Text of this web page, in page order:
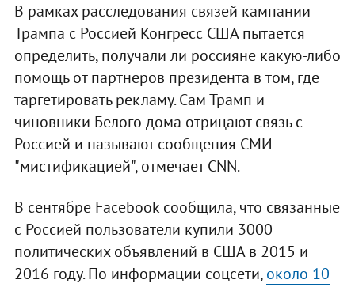
В рамках расследования связей кампании
Трампа с Россией Конгресс США пытается
определить, получали ли россияне какую-либо
помощь от партнеров президента в том, где
таргетировать рекламу. Сам Трамп и
чиновники Белого дома отрицают связь с
Россией и называют сообщения СМИ
"мистификацией", отмечает CNN.
В сентябре Facebook сообщила, что связанные
с Россией пользователи купили 3000
политических объявлений в США в 2015 и
2016 году. По информации соцсети,около 10